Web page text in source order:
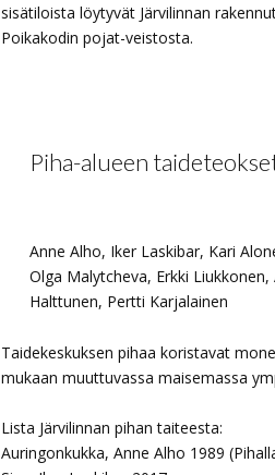
sisätiloista löytyvät Järvilinnan
Poikakodin pojat-veistosta.
Piha-alueen
Anne Alho, Iker Laskibar, Kari
Olga Malytcheva, Erkki Liukkonen,
Halttunen, Pertti Karjalainen
Taidekeskuksen pihaa koristavat
mukaan muuttuvassa maisemassa
Lista Järvilinnan pihan taiteesta:
Auringonkukka, Anne Alho 1989